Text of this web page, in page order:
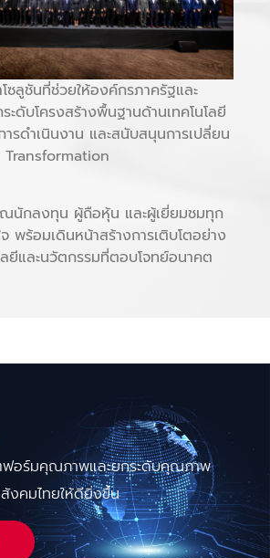
ลูชันที่ช่วยให้องค์กรภาครัฐและ
ะดับโครงสร้างพื้นฐานด้านเทคโนโลยี
รดำเนินงาน และสนับสนุนการเปลี่ยน
นักลงทุน ผู้ถือหุ้น และผู้เยี่ยมชมทุก
พร้อมเดินหน้าสร้างการเติบโตอย่าง
ยีและนวัตกรรมที่ตอบโจทย์อนาคต
อร์มคุณภาพและยกระดับคุณภาพ
งคมไทยให้ดียิ่งขึ้น